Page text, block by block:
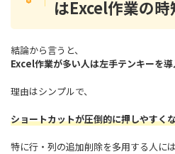
はExcel作業の時
結論から言うと、
Excel作業が多い人は左手テンキーを導
理由はシンプルで、
ショートカットが圧倒的に押しやすく
特に行・列の追加削除を多用する人に